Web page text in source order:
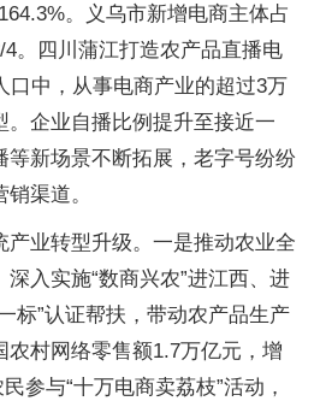
。义乌市新增电商主体占
。四川蒲江打造农产品直播电
口中，从事电商产业的超过3万
。企业自播比例提升至接近一
等新场景不断拓展，老字号纷纷
渠道。
产业转型升级。一是推动农业全
入实施“数商兴农”进江西、进
标”认证帮扶，带动农产品生产
农村网络零售额1.7万亿元，增
参与“十万电商卖荔枝”活动，